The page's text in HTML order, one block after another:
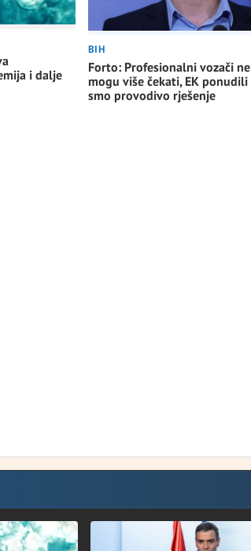
i dalje
BIH
Forto: Profesionalni vozači ne
mogu više čekati, EK ponudili
smo provodivo rješenje